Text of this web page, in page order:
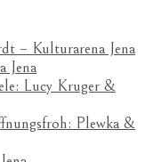
– Kulturarena Jena
Jena
Lucy Kruger &
Plewka &